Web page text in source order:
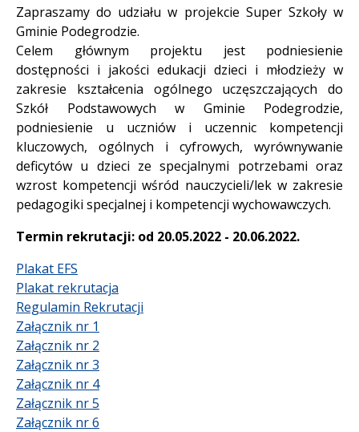
Treść
Zapraszamy do udziału w projekcie Super Szkoły w
Gminie Podegrodzie.
Celem głównym projektu jest podniesienie
dostępności i jakości edukacji dzieci i młodzieży w
zakresie kształcenia ogólnego uczęszczających do
Szkół Podstawowych w Gminie Podegrodzie,
podniesienie u uczniów i uczennic kompetencji
kluczowych, ogólnych i cyfrowych, wyrównywanie
deficytów u dzieci ze specjalnymi potrzebami oraz
wzrost kompetencji wśród nauczycieli/lek w zakresie
pedagogiki specjalnej i kompetencji wychowawczych.
Termin rekrutacji: od 20.05.2022 - 20.06.2022.
Plakat EFS
Plakat rekrutacja
Regulamin Rekrutacji
Załącznik nr 1
Załącznik nr 2
Załącznik nr 3
Załącznik nr 4
Załącznik nr 5
Załącznik nr 6